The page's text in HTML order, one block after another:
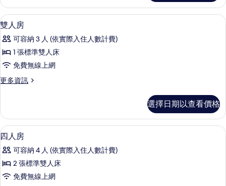
四
人
客
的
詳
顯
示
雙
人
的
有
相
片
淋浴設備、免費盥洗用品、吹風機、拖
11
雙人房
可容納 3 人 (依實際入住人數計費)
1 張標準雙人床
免費無線上網
更多資訊
更
房
的
詳
選擇日期以查看價格
顯
示
四
人
淋浴設備、免費盥洗用品、吹風機、拖
6
四人房
可容納 4 人 (依實際入住人數計費)
2 張標準雙人床
免費無線上網